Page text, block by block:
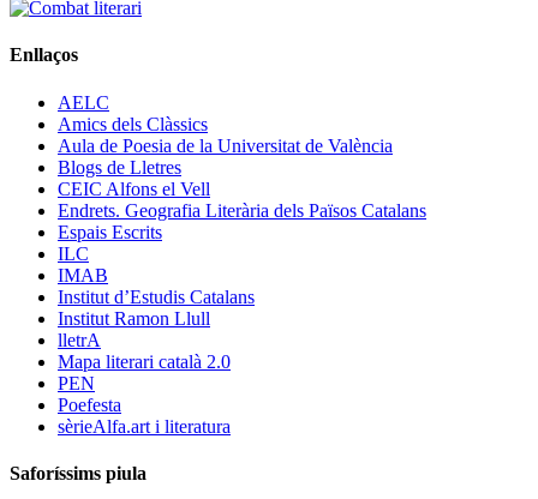
Enllaços
AELC
Amics dels Clàssics
Aula de Poesia de la Universitat de València
Blogs de Lletres
CEIC Alfons el Vell
Endrets. Geografia Literària dels Països Catalans
Espais Escrits
ILC
IMAB
Institut d’Estudis Catalans
Institut Ramon Llull
lletrA
Mapa literari català 2.0
PEN
Poefesta
sèrieAlfa.art i literatura
Saforíssims piula